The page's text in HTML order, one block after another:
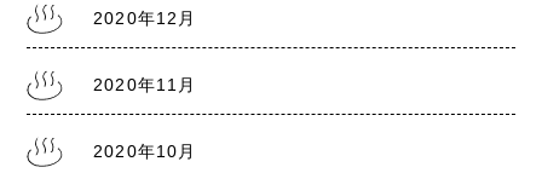
2020年12月
2020年11月
2020年10月